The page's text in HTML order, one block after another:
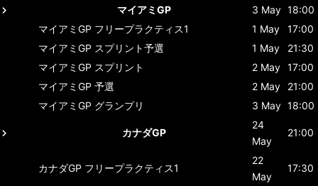
マイアミGP
3 May 18:00
マイアミGP フリープラクティス1 1 May
17:00
マイアミGP スプリント予選 1 May
21:30
マイアミGP スプリント 2 May 17:00
マイアミGP 予選 2 May
21:00
マイアミGP グランプリ 3 May 18:00
カナダGP
24
May
21:00
カナダGP フリープラクティス1
22
May
17:30